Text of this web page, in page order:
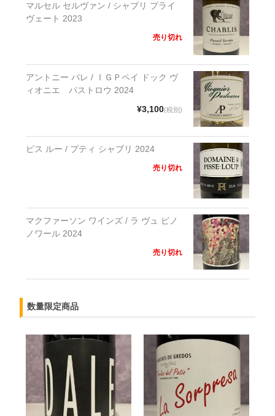
マルセル セルヴァン / シャブリ プライ
ヴェート 2023
売り切れ
アントニー パレ / ＩＧＰペイ ドック ヴ
ィオニエ パストロウ 2024
¥3,100(税別)
ピス ルー / プティ シャブリ 2024
売り切れ
マクファーソン ワインズ / ラ ヴュ ピノ
ノワール 2024
売り切れ
数量限定商品